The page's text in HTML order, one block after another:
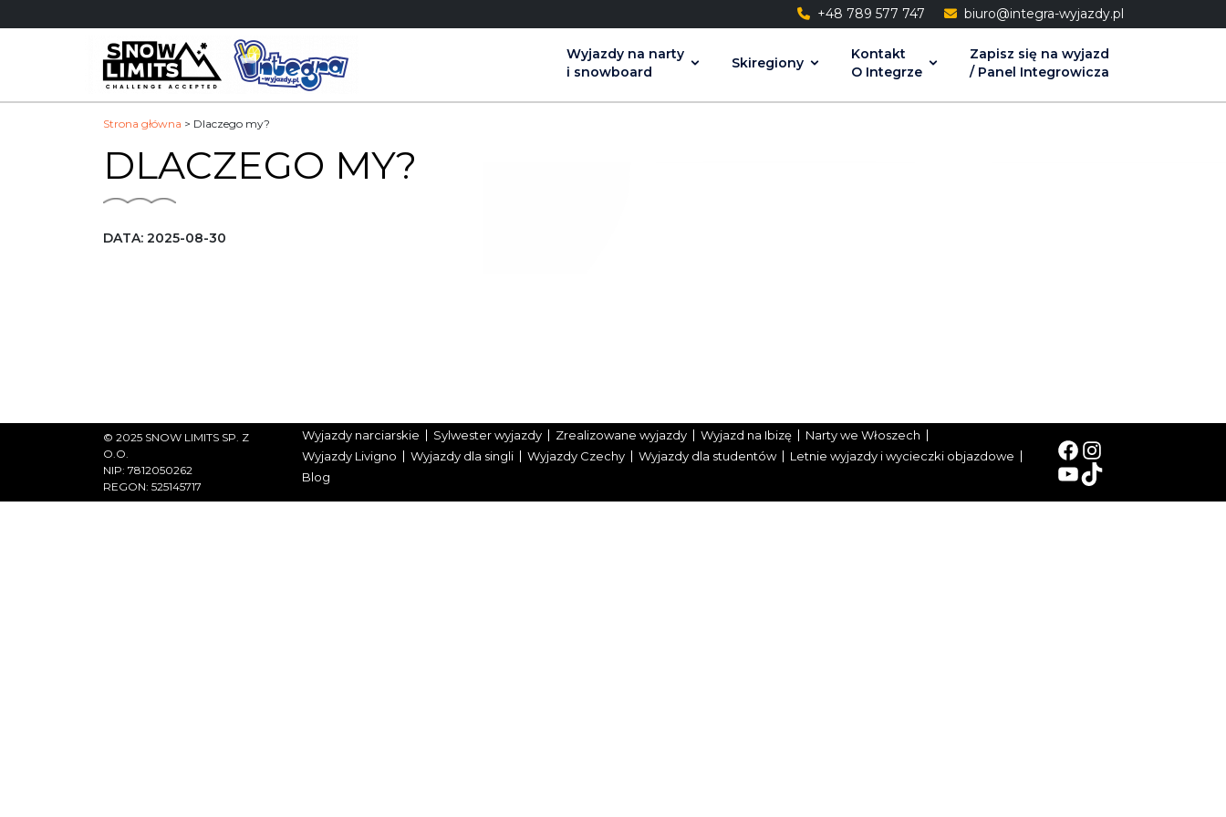
content
+48 789 577 747 biuro@integra-wyjazdy.pl
Wyjazdy na narty
i snowboard
Skiregiony
Kontakt
O Integrze
Zapisz się na wyjazd
/ Panel Integrowicza
Strona główna > Dlaczego my?
DLACZEGO MY?
DATA: 2025-08-30
© 2025 SNOW LIMITS SP. Z
O.O.
NIP: 7812050262
REGON: 525145717
Wyjazdy narciarskie Sylwester wyjazdy Zrealizowane wyjazdy Wyjazd na Ibizę
Narty we Włoszech
Wyjazdy Livigno
Wyjazdy dla singli Wyjazdy Czechy Wyjazdy dla studentów
Letnie wyjazdy i wycieczki objazdowe
Blog
Facebook
Instagram
YouTube
TikTok